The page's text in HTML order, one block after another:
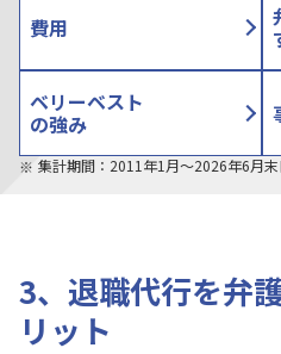
費用
ベリーベスト
の強み
集計期間：2011年1月〜2026年6月
3、退職代行を弁
リット